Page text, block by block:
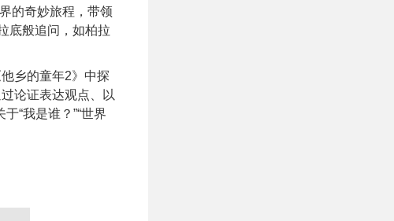
的奇妙旅程，带领
底般追问，如柏拉
乡的童年2》中探
论证表达观点、以
“我是谁？”“世界